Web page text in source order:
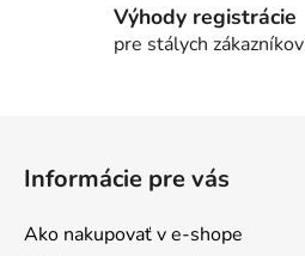
Výhody registrácie
pre stálych zákazníkov
Informácie pre vás
Ako nakupovať v e-shope